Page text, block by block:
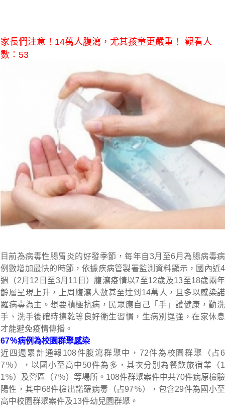
家長們注意！14萬人腹瀉，尤其孩童更嚴重！ 觀看人
數：53
目前為病毒性腸胃炎的好發季節，每年自3月至6月為腸病毒病
例數增加最快的時節，依據疾病管製署監測資料顯示，國內近4
週（2月12日至3月11日）腹瀉疫情以7至12歲及13至18歲兩年
齡層呈現上升，上周腹瀉人數甚至達到14萬人，且多以感染諾
羅病毒為主。想要積極抗病，民眾應自己「手」護健康，勤洗
手、洗手後確時擦乾等良好衛生習慣，生病別逞強，在家休息
才能避免疫情傳播。
67％病例為校園群聚感染
近四週累計通報108件腹瀉群聚中，72件為校園群聚（占6
7％），以國小至高中50件為多，其次分別為餐飲旅宿業（1
1％）及營區（7％）等場所。108件群聚案件中共70件病原檢驗
陽性，其中68件檢出諾羅病毒（占97％），包含29件為國小至
高中校園群聚案件及13件幼兒園群聚。